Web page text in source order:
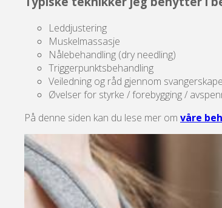
Leddjustering
Muskelmassasje
Nålebehandling (dry needling)
Triggerpunktsbehandling
Veiledning og råd gjennom
Øvelser for styrke / forebygging /
På denne siden kan du lese mer om våre